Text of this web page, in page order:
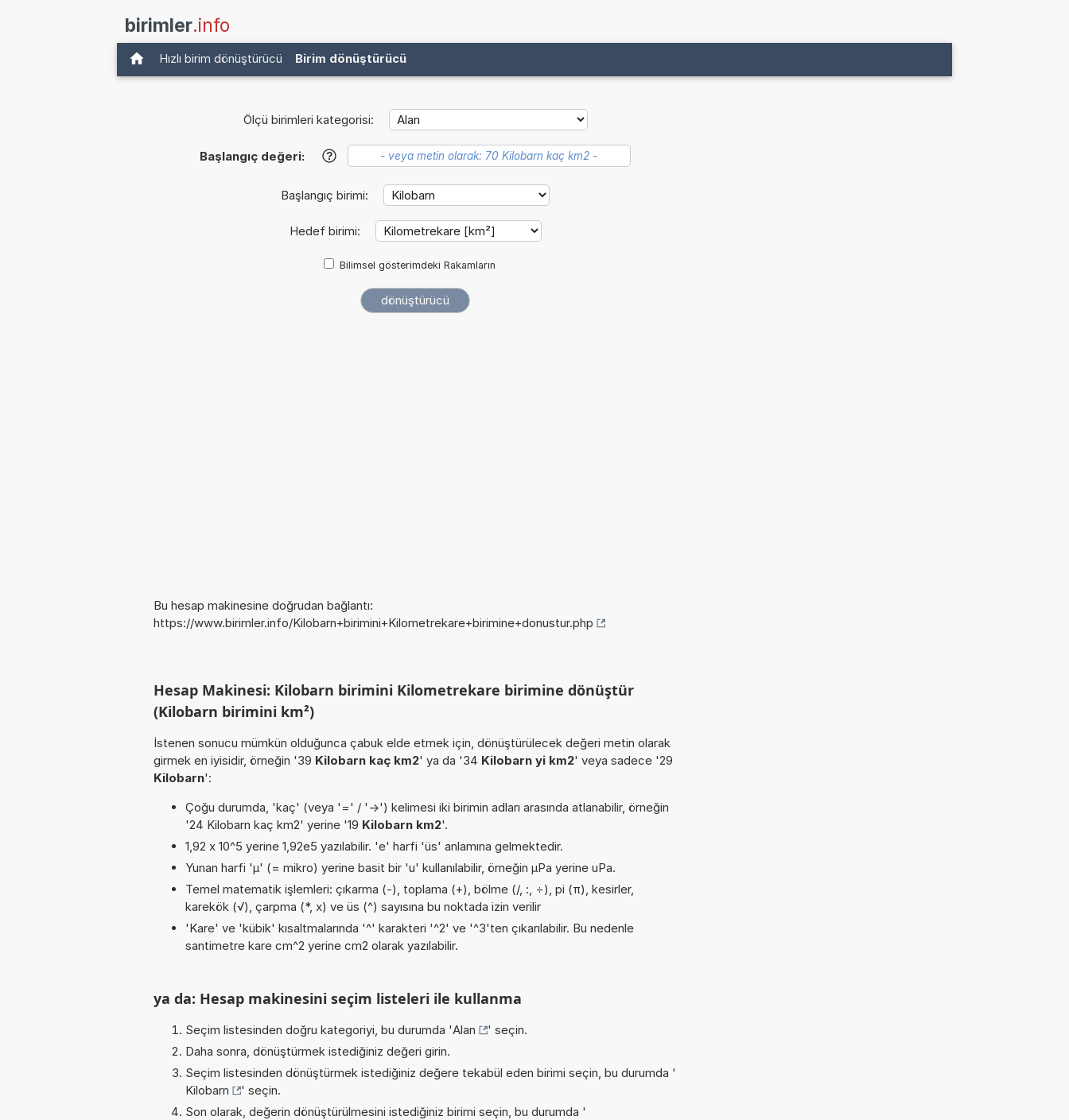
birimler.info
Hızlı birim dönüştürücü Birim dönüştürücü
Ölçü birimleri kategorisi:
Başlangıç değeri: ?
Başlangıç birimi:
Hedef birimi:
Bilimsel gösterimdeki Rakamların
Bu hesap makinesine doğrudan bağlantı:
https://www.birimler.info/Kilobarn+birimini+Kilometrekare+birimine+donustur.php
Hesap Makinesi: Kilobarn birimini Kilometrekare birimine dönüştür
(Kilobarn birimini km²)
İstenen sonucu mümkün olduğunca çabuk elde etmek için, dönüştürülecek değeri metin olarak
girmek en iyisidir, örneğin '39 Kilobarn kaç km2' ya da '34 Kilobarn yi km2' veya sadece '29
Kilobarn':
Çoğu durumda, 'kaç' (veya '=' / '->') kelimesi iki birimin adları arasında atlanabilir, örneğin
'24 Kilobarn kaç km2' yerine '19 Kilobarn km2'.
1,92 x 10^5 yerine 1,92e5 yazılabilir. 'e' harfi 'üs' anlamına gelmektedir.
Yunan harfi 'µ' (= mikro) yerine basit bir 'u' kullanılabilir, örneğin µPa yerine uPa.
Temel matematik işlemleri: çıkarma (-), toplama (+), bölme (/, :, ÷), pi (π), kesirler,
karekök (√), çarpma (*, x) ve üs (^) sayısına bu noktada izin verilir
'Kare' ve 'kübik' kısaltmalarında '^' karakteri '^2' ve '^3'ten çıkarılabilir. Bu nedenle
santimetre kare cm^2 yerine cm2 olarak yazılabilir.
ya da: Hesap makinesini seçim listeleri ile kullanma
Seçim listesinden doğru kategoriyi, bu durumda 'Alan
' seçin.
Daha sonra, dönüştürmek istediğiniz değeri girin.
Seçim listesinden dönüştürmek istediğiniz değere tekabül eden birimi seçin, bu durumda '
Kilobarn
' seçin.
Son olarak, değerin dönüştürülmesini istediğiniz birimi seçin, bu durumda '